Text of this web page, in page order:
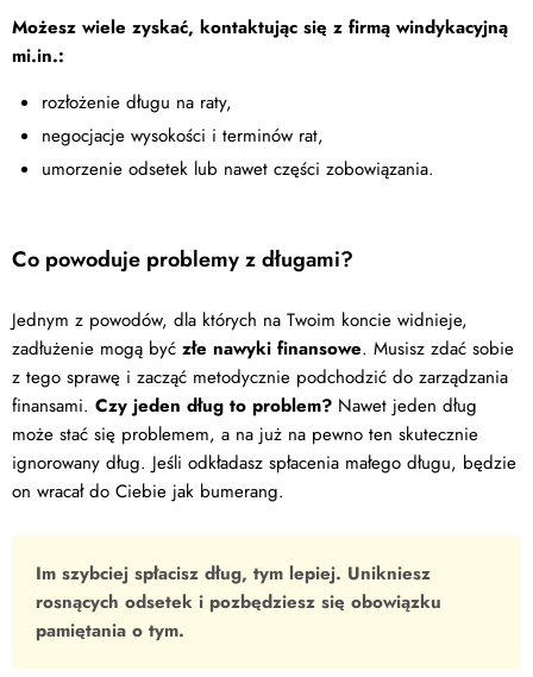
Możesz wiele zyskać, kontaktując się z firmą windykacyjną
mi.in.:
rozłożenie długu na raty,
negocjacje wysokości i terminów rat,
umorzenie odsetek lub nawet części zobowiązania.
Co powoduje problemy z długami?
Jednym z powodów, dla których na Twoim koncie widnieje,
zadłużenie mogą być złe nawyki finansowe. Musisz zdać sobie
z tego sprawę i zacząć metodycznie podchodzić do zarządzania
finansami. Czy jeden dług to problem? Nawet jeden dług
może stać się problemem, a na już na pewno ten skutecznie
ignorowany dług. Jeśli odkładasz spłacenia małego długu, będzie
on wracał do Ciebie jak bumerang.
Im szybciej spłacisz dług, tym lepiej. Unikniesz
rosnących odsetek i pozbędziesz się obowiązku
pamiętania o tym.